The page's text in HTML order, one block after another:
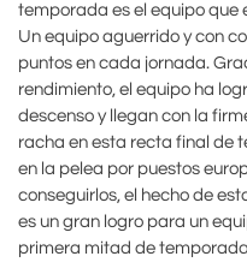
temporada es el equipo que
Un equipo aguerrido y con
puntos en cada jornada.
rendimiento, el equipo ha
descenso y llegan con la
racha en esta recta final de
en la pelea por puestos
conseguirlos, el hecho de
es un gran logro para un
primera mitad de